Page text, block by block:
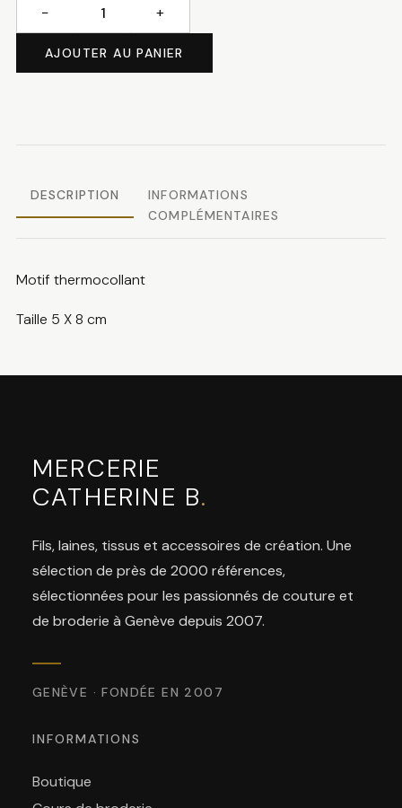
Écusson
− +
AJOUTER AU PANIER
DESCRIPTION
INFORMATIONS
COMPLÉMENTAIRES
Motif thermocollant
Taille 5 X 8 cm
MERCERIE
CATHERINE B.
Fils, laines, tissus et accessoires de création. Une
sélection de près de 2000 références,
sélectionnées pour les passionnés de couture et
de broderie à Genève depuis 2007.
GENÈVE · FONDÉE EN 2007
INFORMATIONS
Boutique